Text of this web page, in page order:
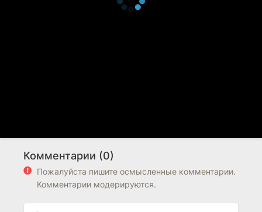
Комментарии (0)
Пожалуйста пишите осмысленные комментарии.
Комментарии модерируются.